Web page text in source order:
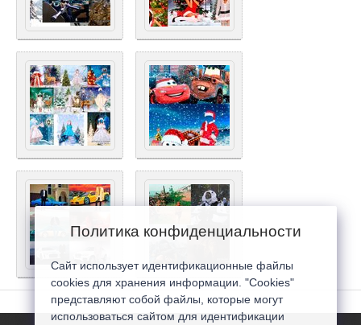
Политика конфиденциальности
Сайт использует идентификационные файлы
cookies для хранения информации. "Cookies"
представляют собой файлы, которые могут
использоваться сайтом для идентификации